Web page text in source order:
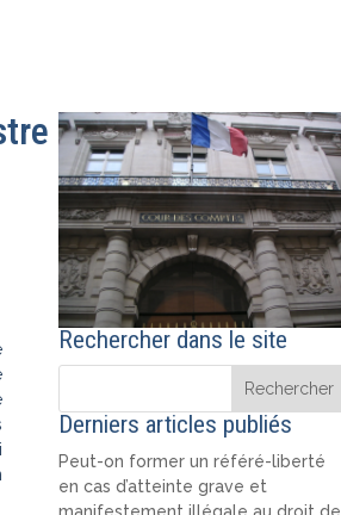
Rechercher dans le site
Derniers articles publiés
Peut-on former un référé-liberté
en cas d’atteinte grave et